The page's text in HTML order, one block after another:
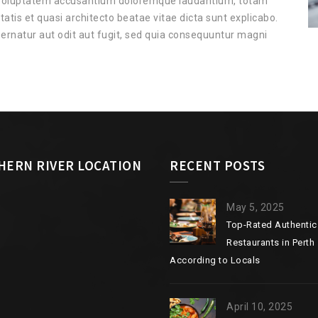
et quasi architecto beatae vitae dicta sunt explicabo.
aut odit aut fugit, sed quia consequuntur magni
RIVER LOCATION RECENT POSTS
May 5, 2025
Top-Rated
Restaurants in Perth
According to Locals
April 10, 2025